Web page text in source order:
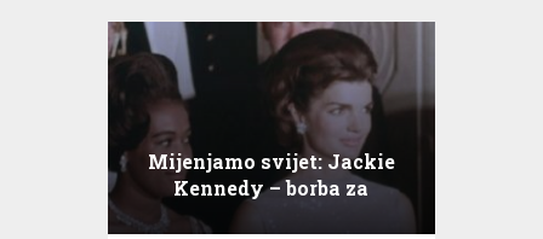
Mijenjamo svijet: Jackie
Kennedy – borba za
građanska prava